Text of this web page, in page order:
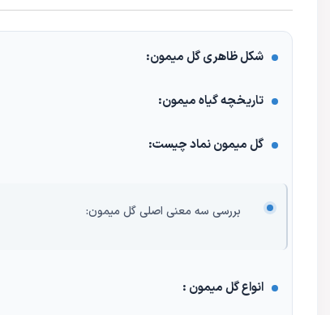
شکل ظاهری گل میمون:
تاریخچه گیاه میمون:
گل میمون نماد چیست:
بررسی سه معنی اصلی گل میمون:
انواع گل میمون :